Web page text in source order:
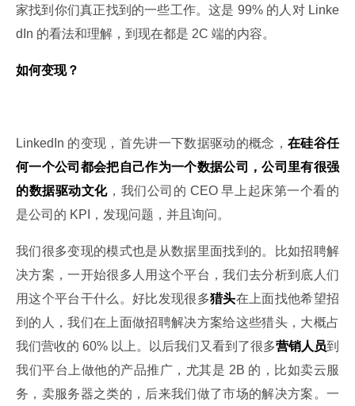
家找到你们真正找到的一些工作。这是 99% 的人对 Linke
dIn 的看法和理解，到现在都是 2C 端的内容。
如何变现？
LinkedIn 的变现，首先讲一下数据驱动的概念， 在硅谷任
何一个公司都会把自己作为一个数据公司，公司里有很强
的数据驱动文化，我们公司的 CEO 早上起床第一个看的
是公司的 KPI，发现问题，并且询问。
我们很多变现的模式也是从数据里面找到的。比如招聘解
决方案，一开始很多人用这个平台，我们去分析到底人们
用这个平台干什么。好比发现很多猎头在上面找他希望招
到的人，我们在上面做招聘解决方案给这些猎头，大概占
我们营收的 60% 以上。以后我们又看到了很多营销人员到
我们平台上做他的产品推广，尤其是 2B 的，比如卖云服
务，卖服务器之类的，后来我们做了市场的解决方案。一